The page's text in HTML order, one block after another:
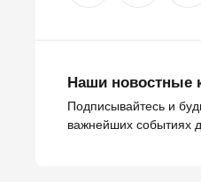
Наши новостные
Подписывайтесь и
важнейших событиях